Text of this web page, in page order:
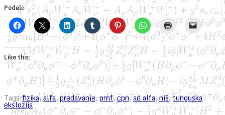
Podeli:
Like this:
Tags:fizika,alfa,predavanje,pmf,cpn,ad alfa,niš,tunguska
ekslozija